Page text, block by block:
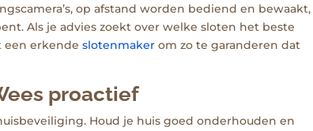
op afstand worden bediend en bewaakt,
Als je advies zoekt over welke sloten het beste
een erkende slotenmakerom zo te garanderen dat
proactief
Houd je huis goed onderhouden en